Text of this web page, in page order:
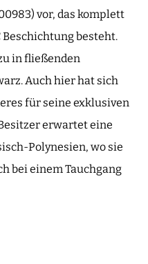
vor, das komplett
besteht.
in fließenden
Auch hier hat sich
für seine exklusiven
erwartet eine
Polynesien, wo sie
bei einem Tauchgang